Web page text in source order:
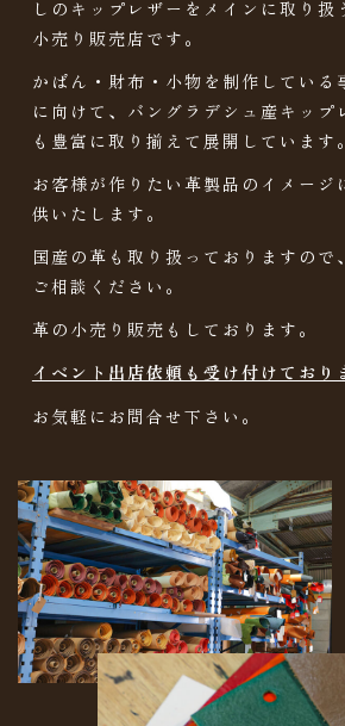
しのキップレザーをメインに取り扱
小売り販売店です。
かばん・財布・小物を制作している
に向けて、バングラデシュ産キップ
も豊富に取り揃えて展開しています。
お客様が作りたい革製品のイメージ
供いたします。
国産の革も取り扱っておりますので
ご相談ください。
革の小売り販売もしております。
イベント出店依頼も受け付けており
お気軽にお問合せ下さい。